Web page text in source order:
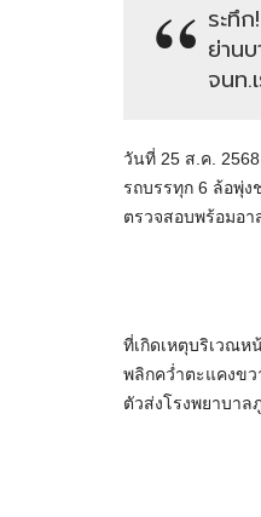
ระทึ
ย่าน
จนท.
วันที่ 25 ส.ค.
รถบรรทุก 6 ล้อพุ่
ตรวจสอบพร้อมอ
ที่เกิดเหตุบริเวณห
พลิกคว่ำตะแคงขว
ตัวส่งโรงพยาบา